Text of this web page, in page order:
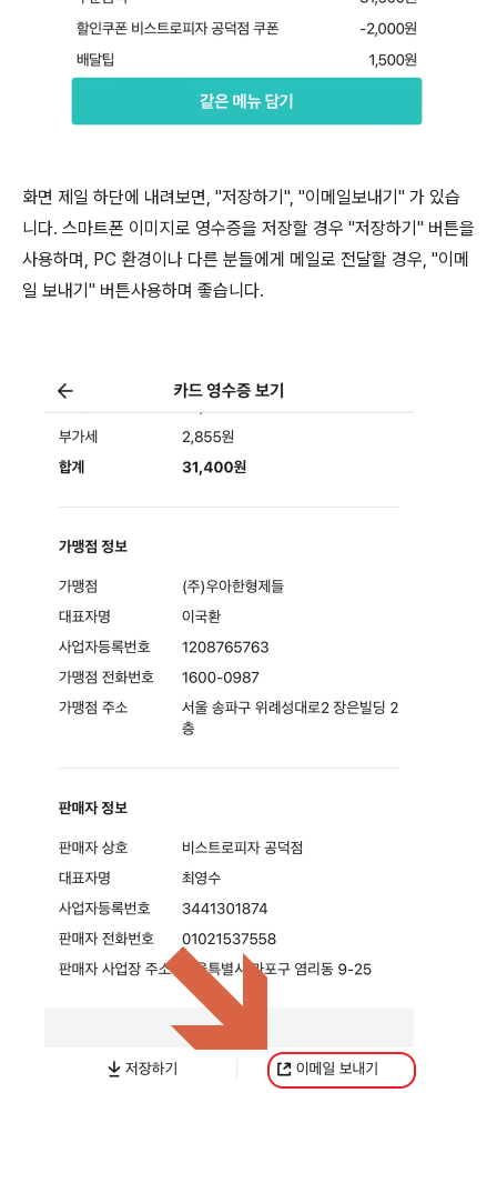
화면 제일 하단에 내려보면, "저장하기", "이메일보내기" 가 있습
니다. 스마트폰 이미지로 영수증을 저장할 경우 "저장하기" 버튼을
사용하며, PC 환경이나 다른 분들에게 메일로 전달할 경우, "이메
일 보내기" 버튼사용하며 좋습니다.